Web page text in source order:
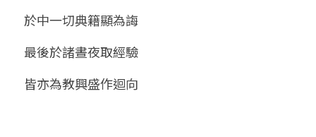
於中一切典籍顯為誨
最後於諸晝夜取經驗
皆亦為教興盛作迴向